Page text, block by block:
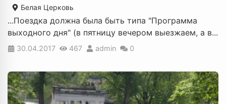
Белая Церковь
...Поездка должна была быть типа "Программа
выходного дня" (в пятницу вечером выезжаем, а в...
30.04.2017 467 admin 0